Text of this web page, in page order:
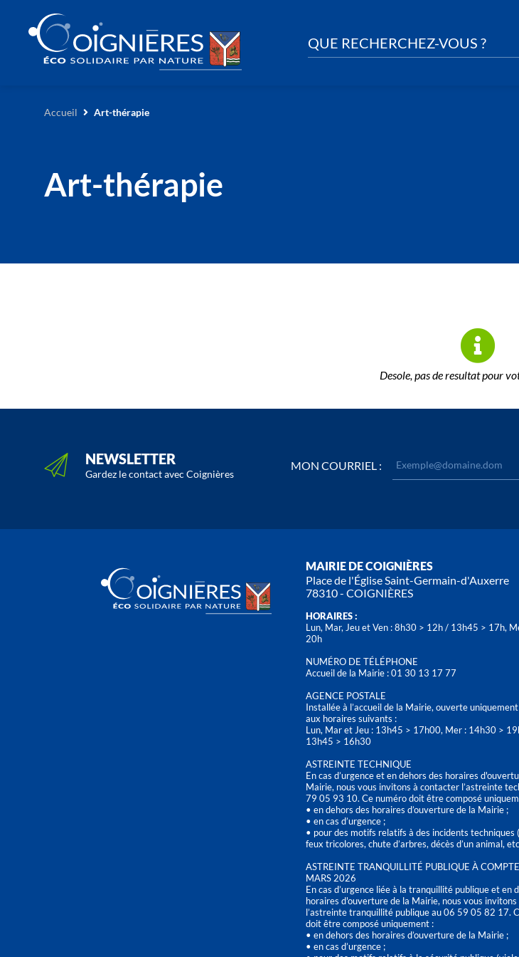
QUE RECHERCHEZ-VOUS ?
Accueil Art-thérapie
Art-thérapie
Desole, pas de resultat pour
NEWSLETTER
Gardez le contact avec Coignières
MON COURRIEL :
MAIRIE DE COIGNIÈRES
Place de l'Église Saint-Germain-d'Auxerre
78310 - COIGNIÈRES
HORAIRES :
Lun, Mar, Jeu et Ven : 8h30 > 12h / 13h45 > 17h,
20h
NUMÉRO DE TÉLÉPHONE
Accueil de la Mairie : 01 30 13 17 77
AGENCE POSTALE
Installée à l’accueil de la Mairie, ouverte
aux horaires suivants :
Lun, Mar et Jeu : 13h45 > 17h00, Mer : 14h30 >
13h45 > 16h30
ASTREINTE TECHNIQUE
En cas d’urgence et en dehors des horaires
Mairie, nous vous invitons à contacter l’astreinte
79 05 93 10. Ce numéro doit être composé
• en dehors des horaires d’ouverture de la Mairie ;
• en cas d’urgence ;
• pour des motifs relatifs à des incidents techniques
feux tricolores, chute d’arbres, décès d’un animal,
ASTREINTE TRANQUILLITÉ PUBLIQUE À
MARS 2026
En cas d’urgence liée à la tranquillité publique et en
horaires d'ouverture de la Mairie, nous vous
l’astreinte tranquillité publique au 06 59 05 82 17.
doit être composé uniquement :
• en dehors des horaires d’ouverture de la Mairie ;
• en cas d’urgence ;